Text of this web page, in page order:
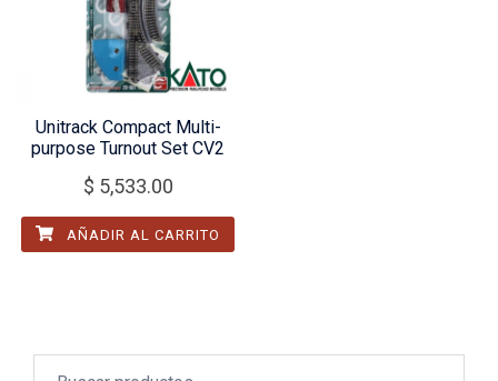
Unitrack Compact Multi-
purpose Turnout Set CV2
$ 5,533.00
AÑADIR AL CARRITO